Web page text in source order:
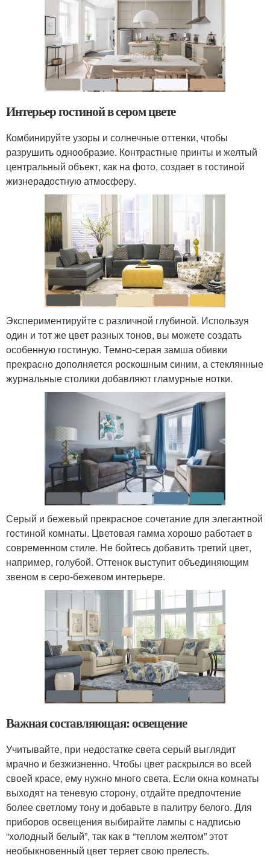
Интерьер гостиной в сером цвете
Комбинируйте узоры и солнечные оттенки, чтобы
разрушить однообразие. Контрастные принты и желтый
центральный объект, как на фото, создает в гостиной
жизнерадостную атмосферу.
Экспериментируйте с различной глубиной. Используя
один и тот же цвет разных тонов, вы можете создать
особенную гостиную. Темно-серая замша обивки
прекрасно дополняется роскошным синим, а стеклянные
журнальные столики добавляют гламурные нотки.
Серый и бежевый прекрасное сочетание для элегантной
гостиной комнаты. Цветовая гамма хорошо работает в
современном стиле. Не бойтесь добавить третий цвет,
например, голубой. Оттенок выступит объединяющим
звеном в серо-бежевом интерьере.
Важная составляющая: освещение
Учитывайте, при недостатке света серый выглядит
мрачно и безжизненно. Чтобы цвет раскрылся во всей
своей красе, ему нужно много света. Если окна комнаты
выходят на теневую сторону, отдайте предпочтение
более светлому тону и добавьте в палитру белого. Для
приборов освещения выбирайте лампы с надписью
“холодный белый”, так как в “теплом желтом” этот
необыкновенный цвет теряет свою прелесть.